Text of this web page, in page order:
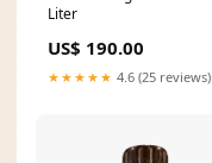
Liter
US$ 190.00
★★★★★ 4.6 (25 reviews)